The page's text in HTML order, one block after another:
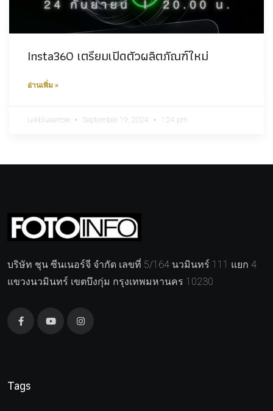
Insta360 เตรียมเปิดตัวผลิตภัณฑ์ใหม่
อ่านเพิ่ม »
Lekbluearrow September 19, 2024 1:24 pm
บริษัท ชุน ซีนเนอร์จี จำกัด เลขที่ 5/164 นวมินทร์ 111 แยก 4
แขวงนวมินทร์ เขตบึงกุ่ม กรุงเทพมหานคร 10230
Tags